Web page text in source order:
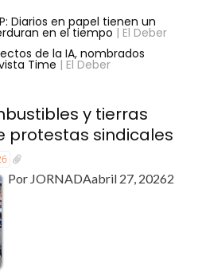
Diarios en papel tienen un
en el tiempo | El Deber
de la IA, nombrados
Time | El Deber
y tierras
protestas sindicales
Por JORNADAabril 27, 20262